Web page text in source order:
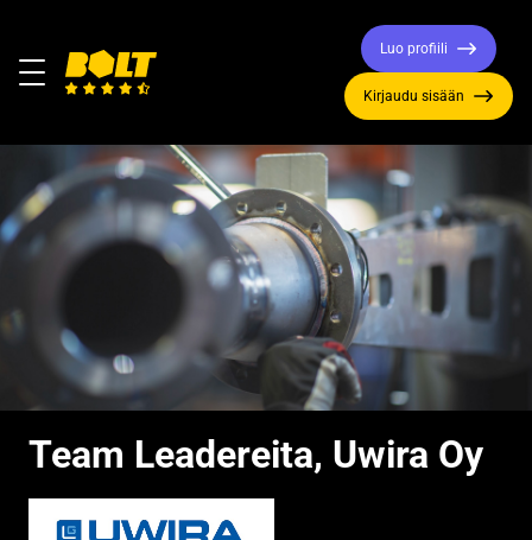
Valikko
etusivulle
Luo profiili
Kirjaudu sisään
Team Leadereita, Uwira Oy